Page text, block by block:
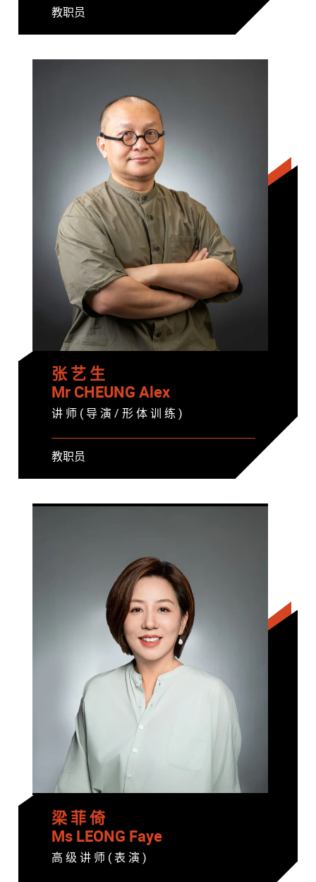
教职员
张 艺 生
Mr CHEUNG Alex
讲 师 ( 导 演 / 形 体 训 练 )
教职员
梁 菲 倚
Ms LEONG Faye
高 级 讲 师 ( 表 演 )